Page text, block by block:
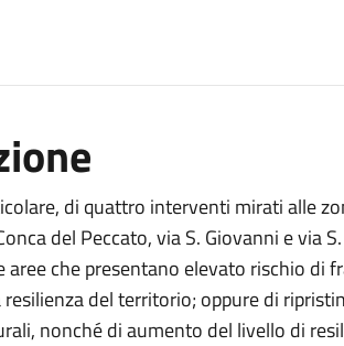
di quattro interventi mirati alle
del Peccato, via S. Giovanni e via
aree che presentano elevato rischio di
resilienza del territorio; oppure di
nonché di aumento del livello di